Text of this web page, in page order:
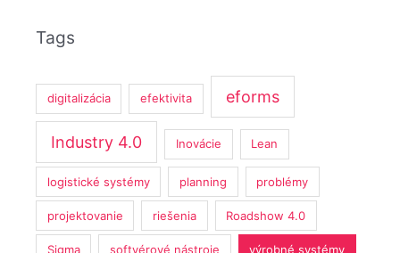
Tags
digitalizácia efektivita eforms
Industry 4.0 Inovácie Lean
logistické systémy planning problémy
projektovanie riešenia Roadshow 4.0
Sigma softvérové nástroje výrobné systémy